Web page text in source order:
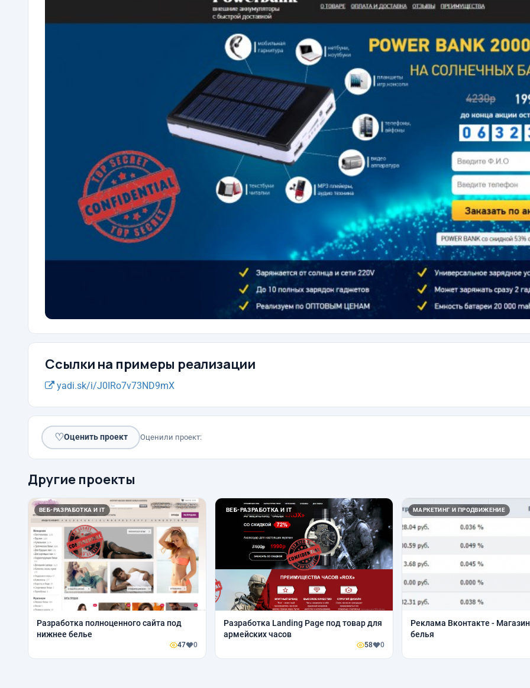
Ссылки на примеры реализации
yadi.sk/i/J0IRo7v73ND9mX
♡Оценить проект Оценили проект:
Другие проекты
ВЕБ-РАЗРАБОТКА И IT
Разработка полноценного сайта под
нижнее белье
47 0
ВЕБ-РАЗРАБОТКА И IT
Разработка Landing Page под товар для
армейских часов
58 0
МАРКЕТИНГ И ПРОДВИЖЕНИЕ
Реклама Вконтакте -
белья